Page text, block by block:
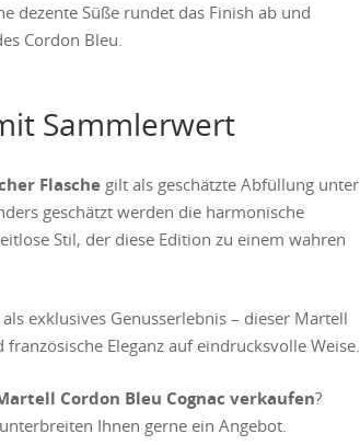
dezente Süße rundet das Finish ab und
Cordon Bleu.
Sammlerwert
Flasche gilt als geschätzte Abfüllung unter
geschätzt werden die harmonische
Stil, der diese Edition zu einem wahren
exklusives Genusserlebnis – dieser Martell
Eleganz auf eindrucksvolle Weise.
Cordon Bleu Cognac verkaufen?
Ihnen gerne ein Angebot.